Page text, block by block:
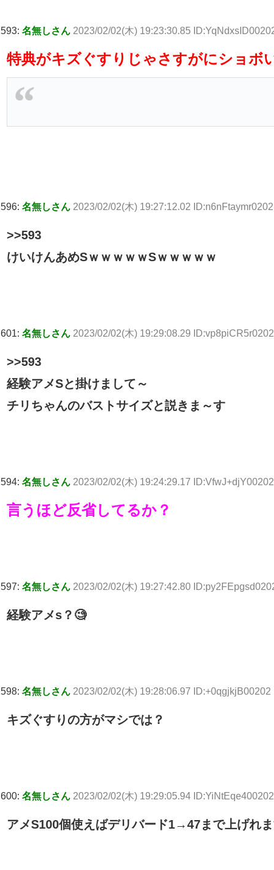
593: 名無しさん 2023/02/02(木) 19:23:30.85
特典がキズぐすりじゃさすがにショボ
596: 名無しさん 2023/02/02(木) 19:27:12.02 ID:n6nFtaymr0202
>>593
けいけんあめSｗｗｗｗｗSｗｗｗｗｗ
601: 名無しさん 2023/02/02(木) 19:29:08.29 ID:vp8piCR5r0202
>>593
経験アメSと掛けまして～
チリちゃんのバストサイズと説きま～す
594: 名無しさん 2023/02/02(木) 19:24:29.17 ID:VfwJ+djY00202
言うほど反省してるか？
597: 名無しさん 2023/02/02(木) 19:27:42.80
経験アメs？🧐
598: 名無しさん 2023/02/02(木) 19:28:06.97 ID:+0qgjkjB00202
キズぐすりの方がマシでは？
600: 名無しさん 2023/02/02(木) 19:29:05.94 ID:YiNtEqe400202
アメS100個使えばデリバード1→47まで上げれ